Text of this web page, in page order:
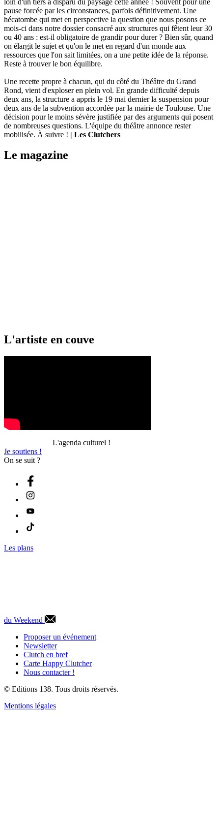
pause forcée par les circonstances, parfois définitivement. Une
hécatombe qui met en perspective la question que nous posons ce
mois-ci dans notre dossier consacré aux structures qui fêtent leur 30
ou 40 ans : est-il obligatoire de grandir pour durer ? Bien sûr, quand
on élargit le sujet et qu'on le met en regard d'un monde aux
ressources que l'on sait limitées, on a une petite idée de la réponse.
Reste à trouver le bon équilibre.
Une recette propre à chacun, qui du côté du Théâtre du Grand
Rond, vient d'exploser en plein vol. En grande difficulté depuis
deux ans, la structure a appris le 19 mai dernier la suspension pour
deux ans de la subvention accordée par la mairie de Toulouse. Une
décision pour le moins sévère justifiée par des arguments qui posent
de nombreuses questions. L'équipe du théâtre annonce rester
mobilisée. À suivre ! | Les Clutchers
Le magazine
L'artiste en couve
L'agenda culturel !
Je soutiens !
On se suit ?
Les plans
du Weekend
Proposer un événement
Newsletter
Clutch en bref
Carte Happy Clutcher
Nous contacter !
© Editions 138. Tous droits réservés.
Mentions légales